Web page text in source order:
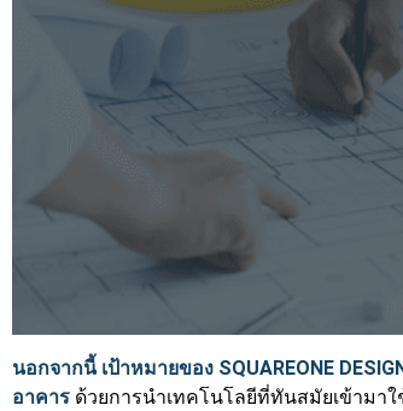
นอกจากนี้ เป้าหมายของ SQUAREONE
อาคาร ด้วยการนำเทคโนโลยีที่ทันสมัยเข้ามา